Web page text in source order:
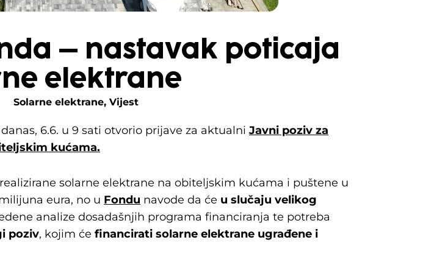
– nastavak poticaja
elektrane
Solarne elektrane, Vijest
6.6. u 9 sati otvorio prijave za aktualni Javni poziv za
kućama.
solarne elektrane na obiteljskim kućama i puštene u
eura, no u Fondu navode da će u slučaju velikog
analize dosadašnjih programa financiranja te potreba
poziv, kojim će financirati solarne elektrane ugrađene i